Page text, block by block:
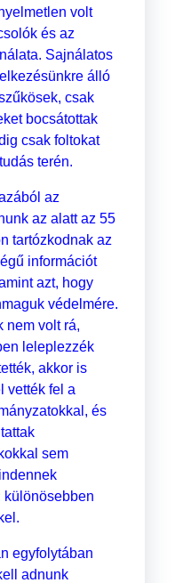
volt
és az
Sajnálatos
álló
csak
bocsátottak
csak foltokat
terén.
az
az alatt az 55
tartózkodnak az
információt
azt, hogy
védelmére.
nem volt rá,
leleplezzék
akkor is
vették fel a
és
sem
különösebben
egyfolytában
adnunk